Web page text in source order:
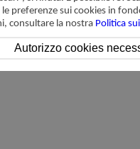
preferenze sui cookies in
consultare la nostra Politica